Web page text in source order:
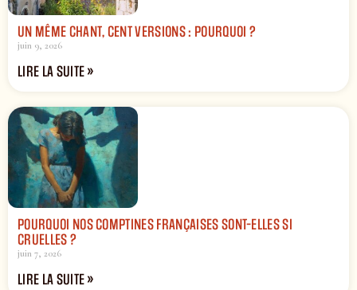
UN MÊME CHANT, CENT VERSIONS : POURQUOI ?
juin 9, 2026
LIRE LA SUITE »
POURQUOI NOS COMPTINES FRANÇAISES SONT-ELLES SI
CRUELLES ?
juin 7, 2026
LIRE LA SUITE »